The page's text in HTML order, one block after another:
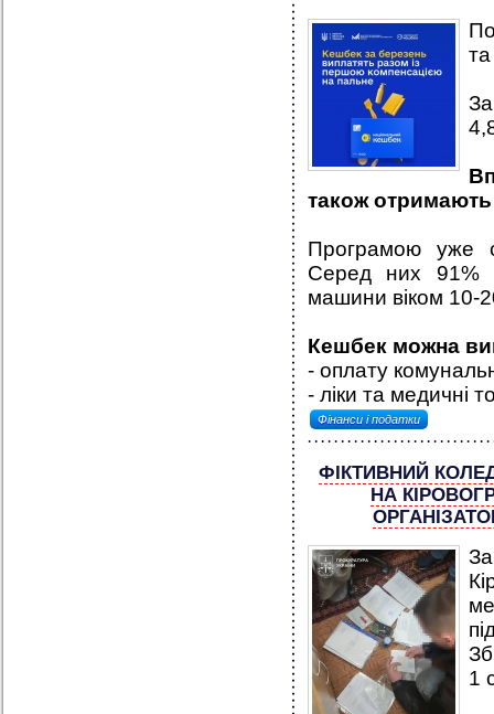
також
Програмою уже
Серед них 91%
машини віком 10-
Кешбек можна
- оплату
- ліки та медичні
Фінанси і податки
ФІКТИВНИЙ
НА
1